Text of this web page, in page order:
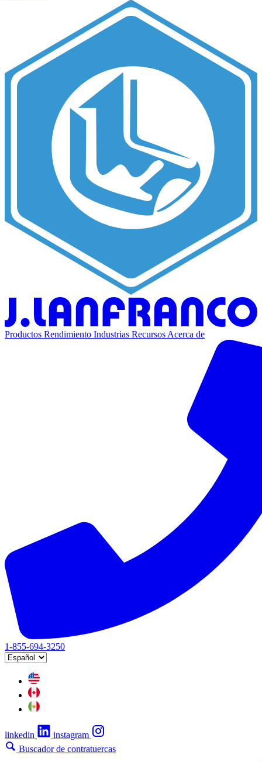
Productos Rendimiento Industrias RecursosAcerca de
1-855-694-3250
linkedin
instagram
Buscador de contratuercas